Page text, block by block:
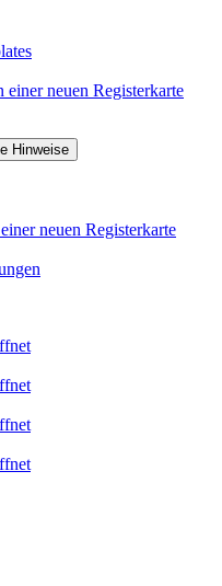
einer neuen Registerkarte
Hinweise
neuen Registerkarte